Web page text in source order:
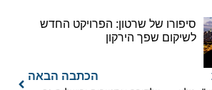
סיפורו של שרטון: הפרויקט החדש
לשיקום שפך הירקון
הכתבה הבאה